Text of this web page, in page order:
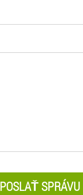
POSLAŤ SPRÁVU